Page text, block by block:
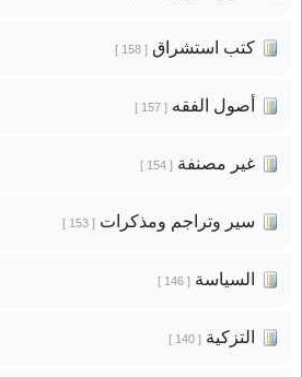
كتب استشراق[ 158 ]
أصول الفقه[ 157 ]
غير مصنفة[ 154 ]
سير وتراجم ومذكرات[ 153 ]
السياسة[ 146 ]
التزكية[ 140 ]